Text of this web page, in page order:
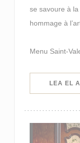
se savoure à
hommage à
Menu Saint-
LEA EL